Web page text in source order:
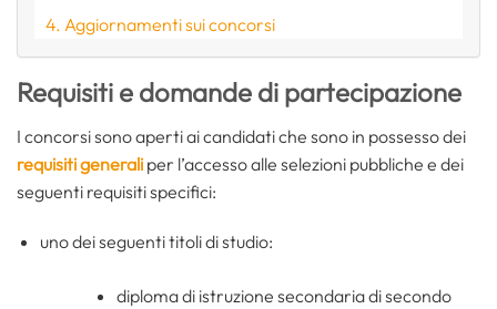
Aggiornamenti sui concorsi
Requisiti e domande di partecipazione
I concorsi sono aperti ai candidati che sono in possesso dei
requisiti generali per l’accesso alle selezioni pubbliche e dei
seguenti requisiti specifici:
uno dei seguenti titoli di studio:
diploma di istruzione secondaria di secondo